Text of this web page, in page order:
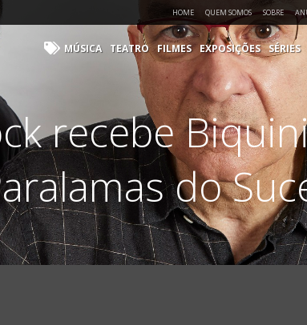
HOME QUEM SOMOS SOBRE
MÚSICA TEATRO FILMES EXPOSIÇÕES SÉRIES
recebe
do